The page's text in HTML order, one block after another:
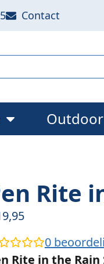
Contact
Outdoor
Rite
0
Rite in the Rain